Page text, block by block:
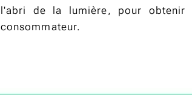
l'abri de la lumière, pour
consommateur.